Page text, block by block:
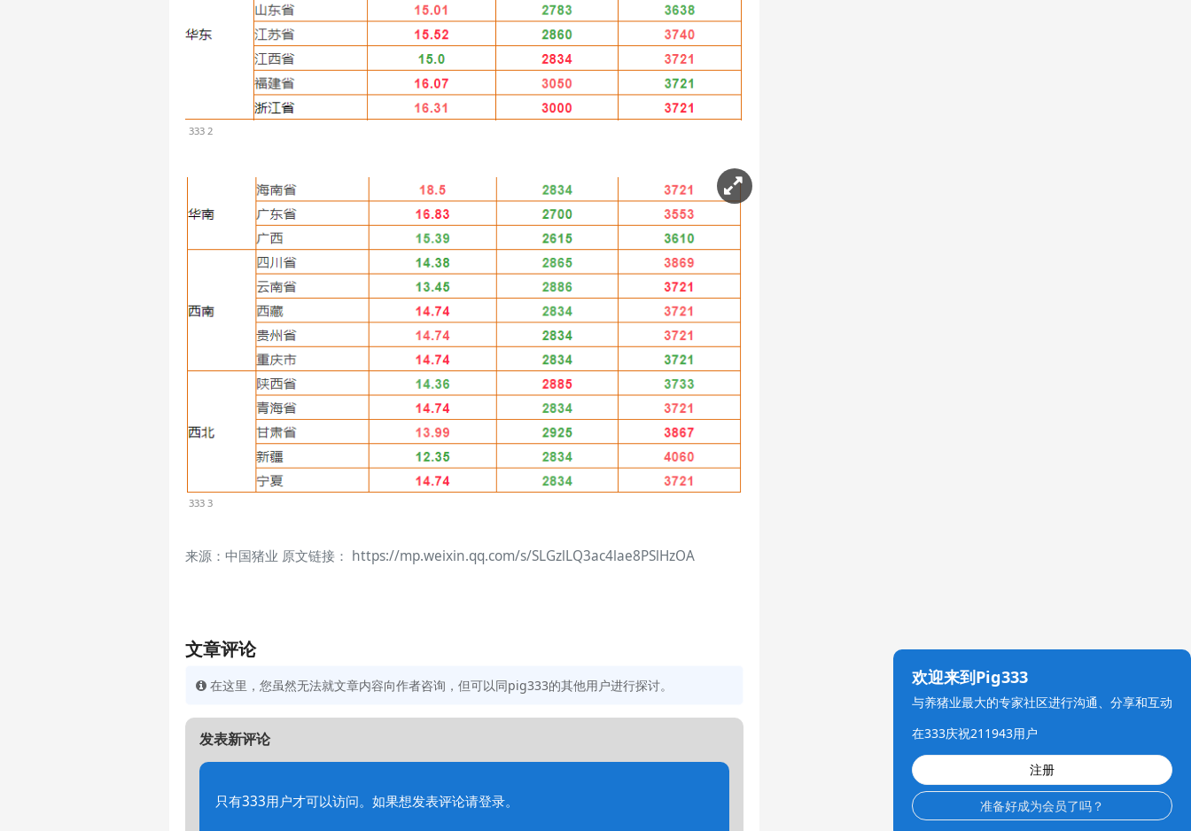
333 2
333 3
来源：中国猪业 原文链接： https://mp.weixin.qq.com/s/SLGzlLQ3ac4lae8PSlHzOA
文章评论
在这里，您虽然无法就文章内容向作者咨询，但可以同pig333的其他用户进行探讨。
发表新评论
只有333用户才可以访问。如果想发表评论请登录。
欢迎来到Pig333
与养猪业最大的专家社区进行沟通、分享和互动
在333庆祝211943用户
注册
准备好成为会员了吗？